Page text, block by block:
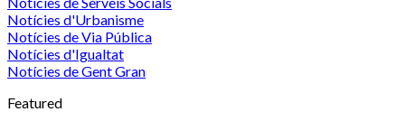
Notícies d'Urbanisme
Notícies de Via Pública
Notícies d'Igualtat
Notícies de Gent Gran
Featured